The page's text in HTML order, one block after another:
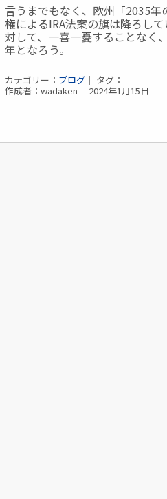
言うまでもなく、欧州「2035
権によるIRA法案の旗は降ろし
対して、 一喜一憂することなく
年となろう。
カテゴリー： ブログ ｜ タグ：
作成者：wadaken｜ 2024年1月15日